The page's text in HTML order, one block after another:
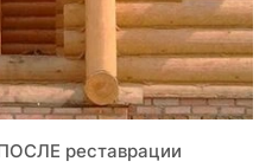
реставрации